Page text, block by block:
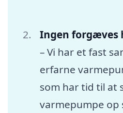
Ingen forgæves
– Vi har et fast
erfarne
som har tid til at
varmepumpe op